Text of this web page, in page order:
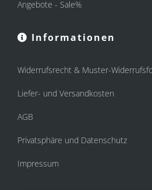
Angebote - Sale%
Informationen
Widerrufsrecht & Muster-
Liefer- und Versandkosten
AGB
Privatsphäre und Datenschutz
Impressum